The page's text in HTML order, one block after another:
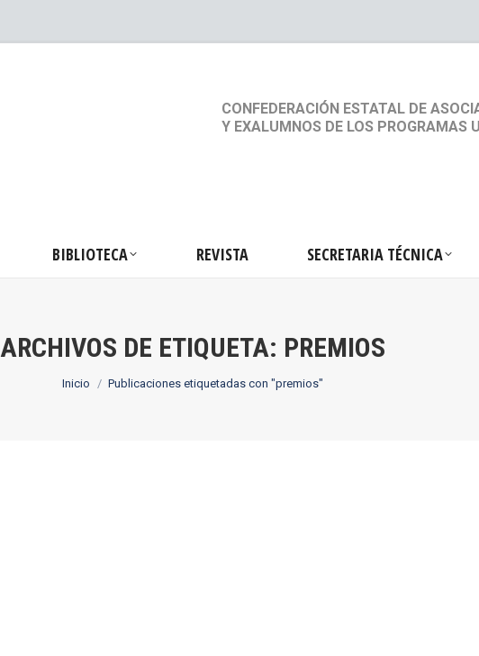
CONFEDERACIÓN ESTATAL DE
Y EXALUMNOS DE LOS PROGRAMAS
BIBLIOTECA REVISTA SECRETARIA TÉCNICA
ARCHIVOS DE ETIQUETA: PREMIOS
Estás aquí:
Inicio Publicaciones etiquetadas con "premios"